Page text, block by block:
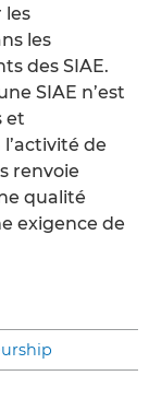
les
les
des SIAE.
SIAE n’est
et
de
renvoie
qualité
exigence de